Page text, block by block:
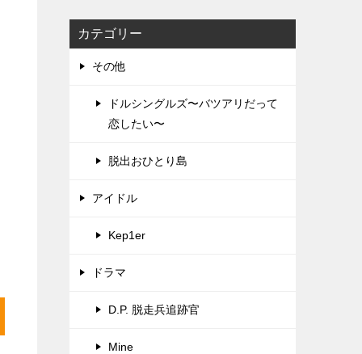
カテゴリー
その他
ドルシングルズ〜バツアリだって
恋したい〜
脱出おひとり島
アイドル
Kep1er
ドラマ
D.P. 脱走兵追跡官
Mine